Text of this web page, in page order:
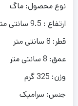
نوع محصول: ماگ
ارتفاع : 9.5 سانتی متر
قطر: 8 سانتی متر
عمق: 8 سانتی متر
وزن: 325 گرم
جنس: سرامیک